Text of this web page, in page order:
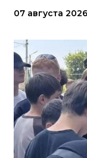
07 августа